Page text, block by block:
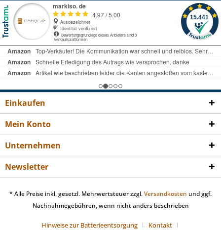
Einkaufen
Mein Konto
Unternehmen
Newsletter
* Alle Preise inkl. gesetzl. Mehrwertsteuer zzgl.Versandkosten und ggf.
Nachnahmegebühren, wenn nicht anders beschrieben
Hinweise zur Batterieentsorgung Kontakt